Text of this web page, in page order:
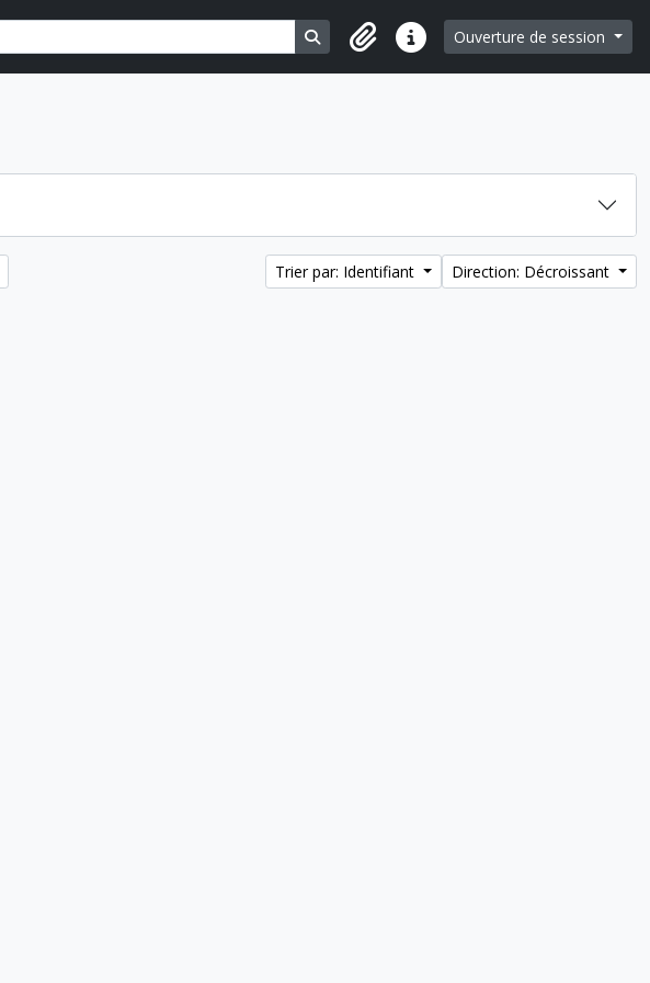
Search in browse page
Liens rapidesOuverture de session
Trier par: Identifiant Direction: Décroissant